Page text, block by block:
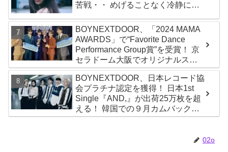
苦戦・・ めげることなく冷静に努
BOYNEXTDOOR、「2024 MAMA
AWARDS」で“Favorite Dance
Performance Group賞”を受賞！ 京
セラドーム大阪でオリジナルステ
ージパフォーマンス披露！ 卒業パ
ーティーをコンセプトにスーツで
魅了【動画あり】
BOYNEXTDOOR、日本レコード協
会プラチナ認定を獲得！ 日本1st
Single『AND,』が出荷25万枚を超
える！ 韓国での９月カムバックも
決定
02o